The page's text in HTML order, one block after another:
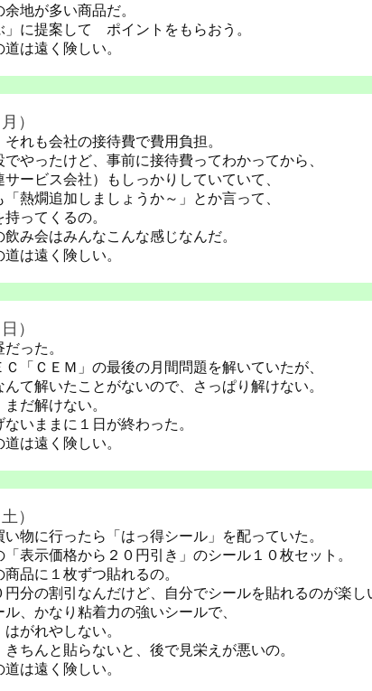
地が多い商品だ。
」に提案して ポイントをもらおう。
は遠く険しい。
）
れも会社の接待費で費用負担。
やったけど、事前に接待費ってわかってから、
ービス会社）もしっかりしていていて、
熱燗追加しましょうか～」とか言って、
ってくるの。
み会はみんなこんな感じなんだ。
は遠く険しい。
）
った。
「ＣＥＭ」の最後の月間問題を解いていたが、
んて解いたことがないので、さっぱり解けない。
だ解けない。
いままに１日が終わった。
は遠く険しい。
）
い物に行ったら「はっ得シール」を配っていた。
表示価格から２０円引き」のシール１０枚セット。
商品に１枚ずつ貼れるの。
分の割引なんだけど、自分でシールを貼れるのが楽し
、かなり粘着力の強いシールで、
がれやしない。
ちんと貼らないと、後で見栄えが悪いの。
は遠く険しい。